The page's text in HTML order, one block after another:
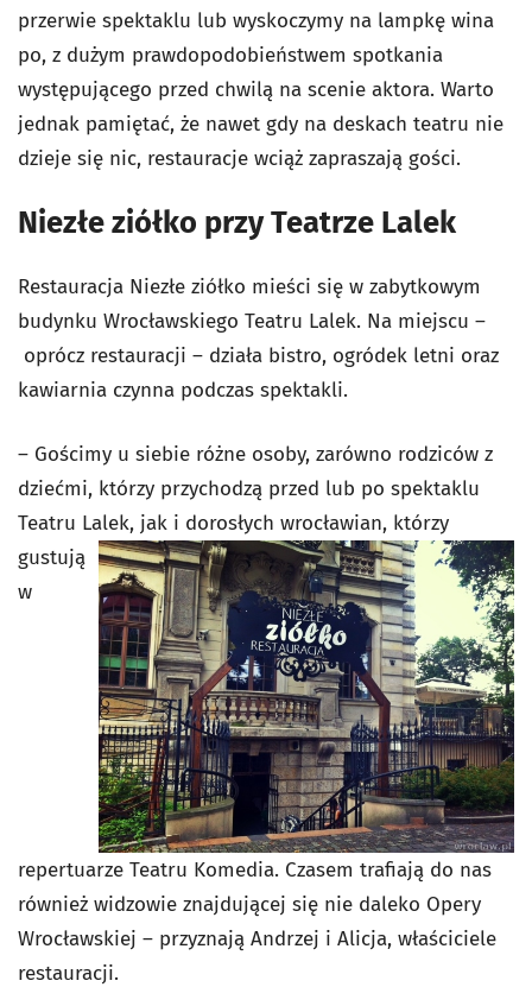
przerwie spektaklu lub wyskoczymy na lampkę wina
po, z dużym prawdopodobieństwem spotkania
występującego przed chwilą na scenie aktora. Warto
jednak pamiętać, że nawet gdy na deskach teatru nie
dzieje się nic, restauracje wciąż zapraszają gości.
Niezłe ziółko przy Teatrze Lalek
Restauracja Niezłe ziółko mieści się w zabytkowym
budynku Wrocławskiego Teatru Lalek. Na miejscu –
oprócz restauracji – działa bistro, ogródek letni oraz
kawiarnia czynna podczas spektakli.
– Gościmy u siebie różne osoby, zarówno rodziców z
dziećmi, którzy przychodzą przed lub po spektaklu
Teatru Lalek, jak i dorosłych wrocławian, którzy
gustują
w
repertuarze Teatru Komedia. Czasem trafiają do nas
również widzowie znajdującej się nie daleko Opery
Wrocławskiej – przyznają Andrzej i Alicja, właściciele
restauracji.